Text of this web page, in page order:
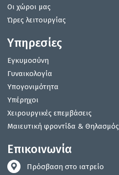
Οι χώροι μας
Ώρες λειτουργίας
Υπηρεσίες
Εγκυμοσύνη
Γυναικολογία
Υπογονιμότητα
Υπέρηχοι
Χειρουργικές επεμβάσεις
Μαιευτική φροντίδα & Θηλασμός
Επικοινωνία
Πρόσβαση στο ιατρείο